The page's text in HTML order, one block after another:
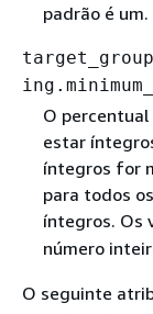
padrão é um.
O
estar
íntegros for
para todos
íntegros. Os
número
O seguinte